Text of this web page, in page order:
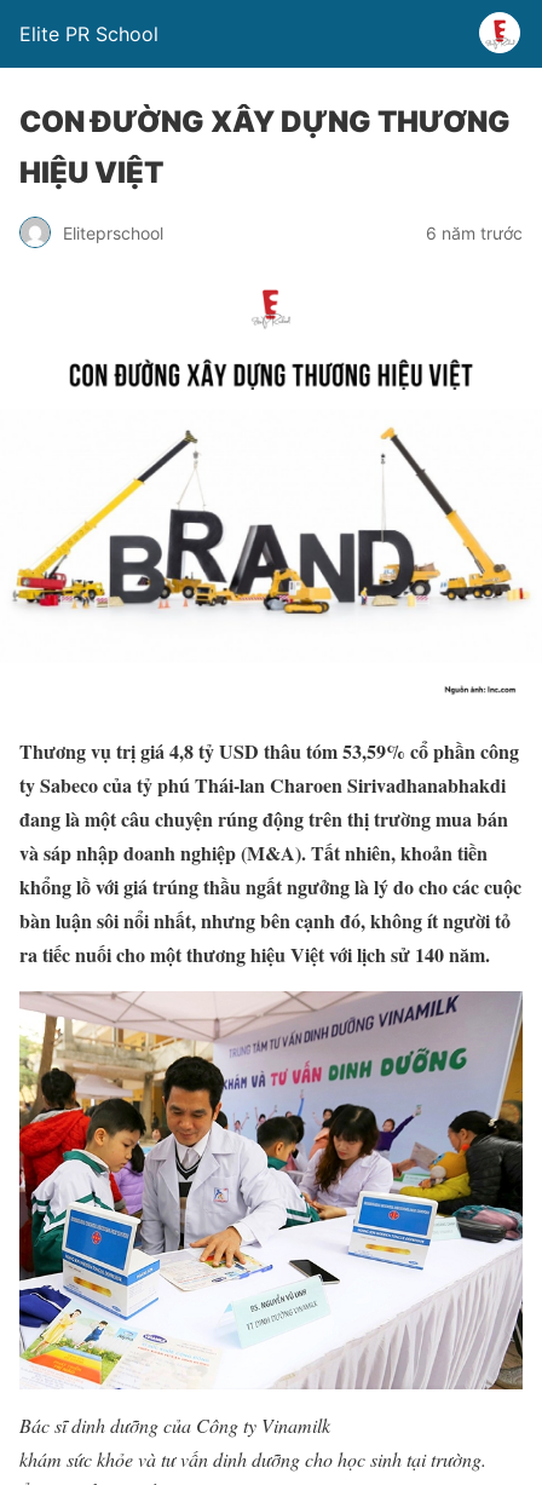
Elite PR School
CON ĐƯỜNG XÂY DỰNG THƯƠNG
HIỆU VIỆT
Eliteprschool 6 năm trước
Thương vụ trị giá 4,8 tỷ USD thâu tóm 53,59% cổ phần công
ty Sabeco của tỷ phú Thái-lan Charoen Sirivadhanabhakdi
đang là một câu chuyện rúng động trên thị trường mua bán
và sáp nhập doanh nghiệp (M&A). Tất nhiên, khoản tiền
khổng lồ với giá trúng thầu ngất ngưởng là lý do cho các cuộc
bàn luận sôi nổi nhất, nhưng bên cạnh đó, không ít người tỏ
ra tiếc nuối cho một thương hiệu Việt với lịch sử 140 năm.
Bác sĩ dinh dưỡng của Công ty Vinamilk
khám sức khỏe và tư vấn dinh dưỡng cho học sinh tại trường.